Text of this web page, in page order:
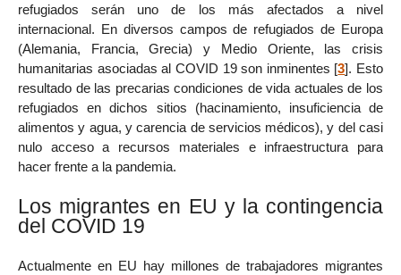
refugiados serán uno de los más afectados a nivel
internacional. En diversos campos de refugiados de Europa
(Alemania, Francia, Grecia) y Medio Oriente, las crisis
humanitarias asociadas al COVID 19 son inminentes [3]. Esto
resultado de las precarias condiciones de vida actuales de los
refugiados en dichos sitios (hacinamiento, insuficiencia de
alimentos y agua, y carencia de servicios médicos), y del casi
nulo acceso a recursos materiales e infraestructura para
hacer frente a la pandemia.
Los migrantes en EU y la contingencia
del COVID 19
Actualmente en EU hay millones de trabajadores migrantes